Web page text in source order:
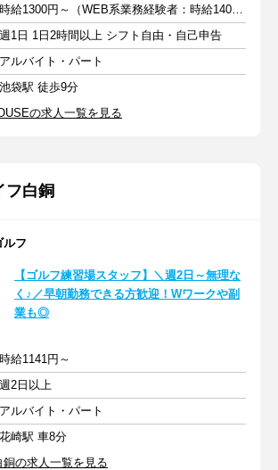
時給1300円～（WEB系業務経験者：時給1400円～）+交通費全額
週1日 1日2時間以上 シフト自由・自己申告
アルバイト・パート
池袋駅 徒歩9分
の求人一覧を見る
フ白銅
ルフ
【ゴルフ練習場スタッフ】＼週2日～無理な
く♪／早朝勤務できる方歓迎！Wワークや副
業も◎
時給1141円～
週2日以上
アルバイト・パート
花崎駅 車8分
の求人一覧を見る